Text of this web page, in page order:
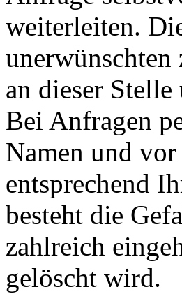
weiterleiten.
an dieser
Bei Anfragen
Namen und
entsprechend
besteht die
zahlreich
gelöscht wird.